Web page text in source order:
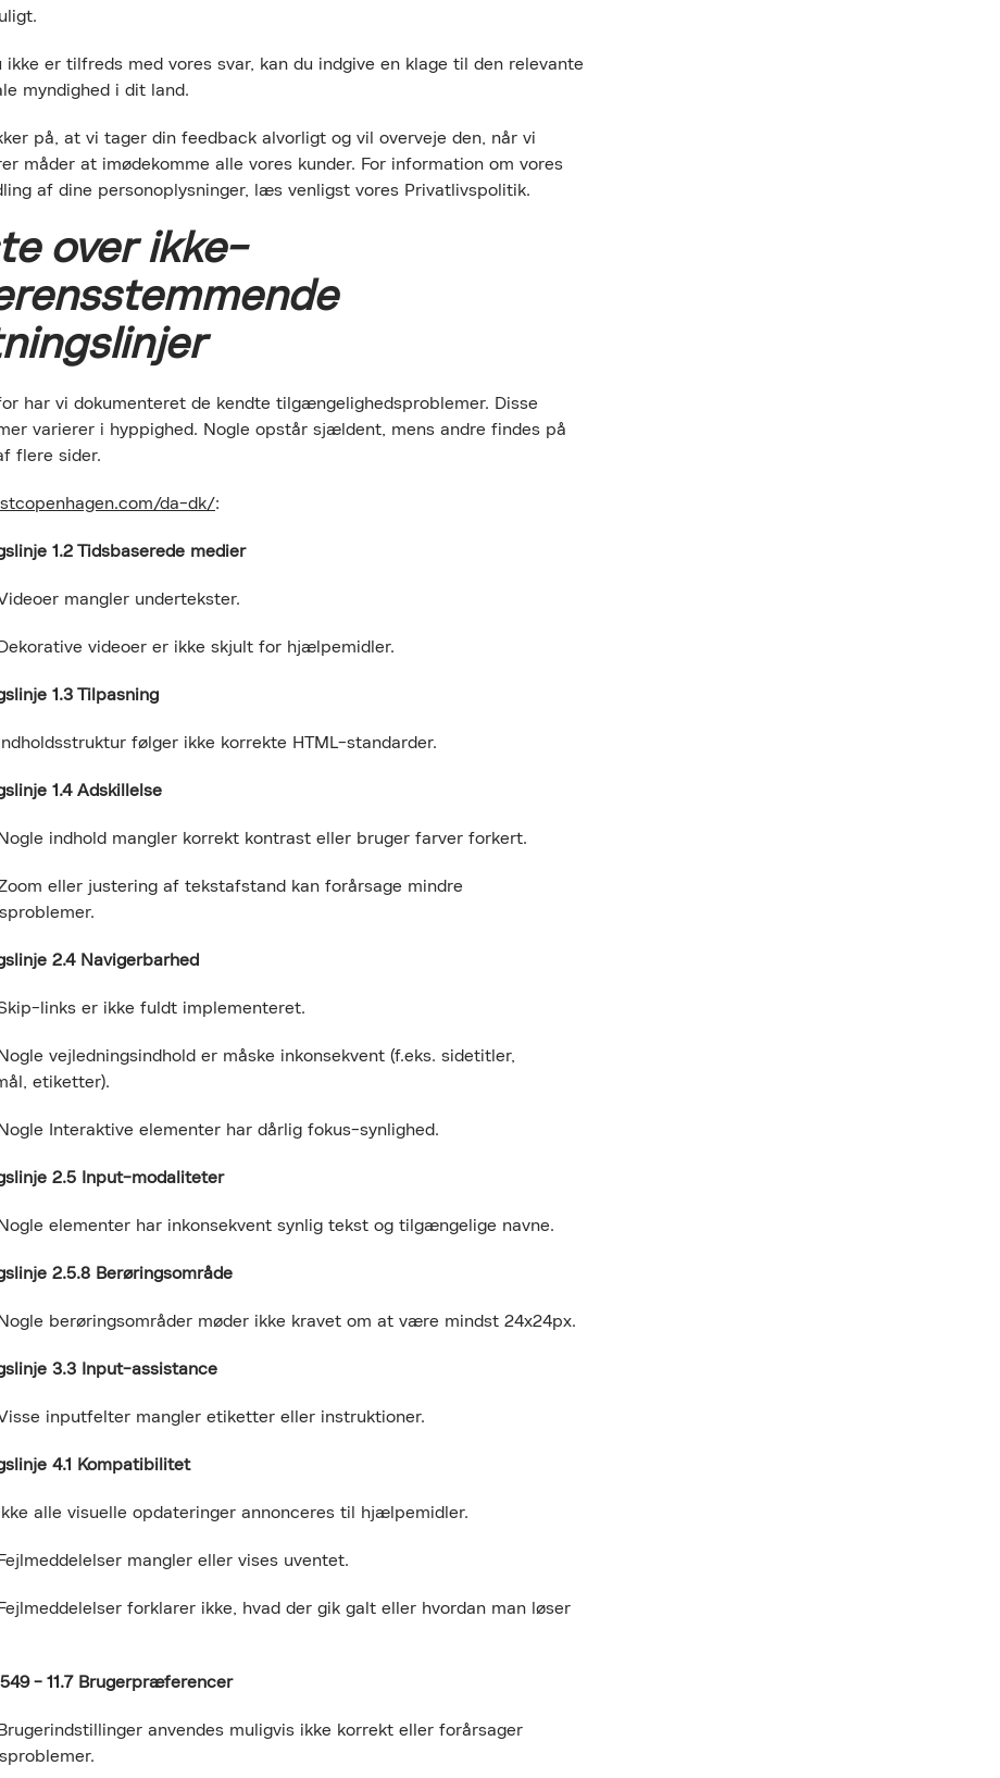
ikke er tilfreds med vores svar, kan du indgive en klage til den relevante
myndighed i dit land.
på, at vi tager din feedback alvorligt og vil overveje den, når vi
måder at imødekomme alle vores kunder. For information om vores
af dine personoplysninger, læs venligst vores Privatlivspolitik.
over ikke-
har vi dokumenteret de kendte tilgængelighedsproblemer. Disse
varierer i hyppighed. Nogle opstår sjældent, mens andre findes på
flere sider.
da-dk/:
1.2 Tidsbaserede medier
mangler undertekster.
videoer er ikke skjult for hjælpemidler.
1.3 Tilpasning
følger ikke korrekte HTML-standarder.
1.4 Adskillelse
indhold mangler korrekt kontrast eller bruger farver forkert.
eller justering af tekstafstand kan forårsage mindre
2.4 Navigerbarhed
links er ikke fuldt implementeret.
vejledningsindhold er måske inkonsekvent (f.eks. sidetitler,
etiketter).
Interaktive elementer har dårlig fokus-synlighed.
2.5 Input-modaliteter
elementer har inkonsekvent synlig tekst og tilgængelige navne.
2.5.8 Berøringsområde
berøringsområder møder ikke kravet om at være mindst 24x24px.
3.3 Input-assistance
inputfelter mangler etiketter eller instruktioner.
4.1 Kompatibilitet
visuelle opdateringer annonceres til hjælpemidler.
mangler eller vises uventet.
forklarer ikke, hvad der gik galt eller hvordan man løser
- 11.7 Brugerpræferencer
anvendes muligvis ikke korrekt eller forårsager
TIL AT VISE VIDEOEN
KAN DESVÆRRE IKKE FINDES
Luk